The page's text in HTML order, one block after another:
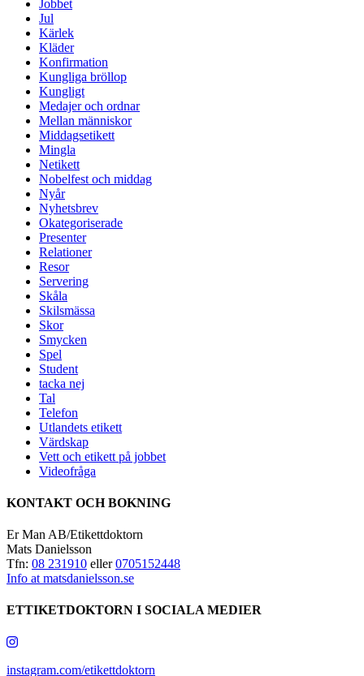
Jobbet
Jul
Kärlek
Kläder
Konfirmation
Kungliga bröllop
Kungligt
Medajer och ordnar
Mellan människor
Middagsetikett
Mingla
Netikett
Nobelfest och middag
Nyår
Nyhetsbrev
Okategoriserade
Presenter
Relationer
Resor
Servering
Skåla
Skilsmässa
Skor
Smycken
Spel
Student
tacka nej
Tal
Telefon
Utlandets etikett
Värdskap
Vett och etikett på jobbet
Videofråga
KONTAKT OCH BOKNING
Er Man AB/Etikettdoktorn
Mats Danielsson
Tfn: 08 231910 eller0705152448
Info at matsdanielsson.se
ETTIKETDOKTORN I SOCIALA MEDIER
instagram.com/etikettdoktorn